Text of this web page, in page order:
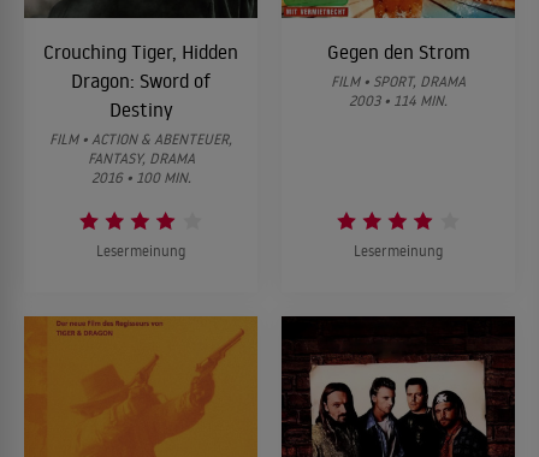
Crouching Tiger, Hidden
Dragon: Sword of
Destiny
FILM • ACTION & ABENTEUER,
FANTASY, DRAMA
2016 • 100 MIN.
Lesermeinung
Gegen den Strom
FILM • SPORT, DRAMA
2003 • 114 MIN.
Lesermeinung